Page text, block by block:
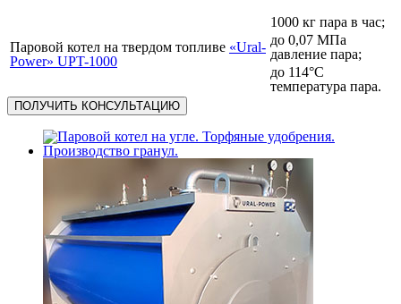
Паровой котел на твердом топливе «Ural-
Power» UPT-1000
1000 кг пара в час;
до 0,07 МПа
давление пара;
до 114°С
температура пара.
ПОЛУЧИТЬ КОНСУЛЬТАЦИЮ